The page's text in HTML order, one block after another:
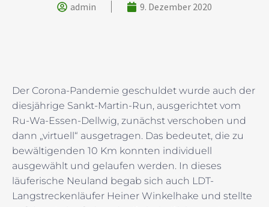
admin 9. Dezember 2020
Der Corona-Pandemie geschuldet wurde auch der
diesjährige Sankt-Martin-Run, ausgerichtet vom
Ru-Wa-Essen-Dellwig, zunächst verschoben und
dann „virtuell“ ausgetragen. Das bedeutet, die zu
bewältigenden 10 Km konnten individuell
ausgewählt und gelaufen werden. In dieses
läuferische Neuland begab sich auch LDT-
Langstreckenläufer Heiner Winkelhake und stellte